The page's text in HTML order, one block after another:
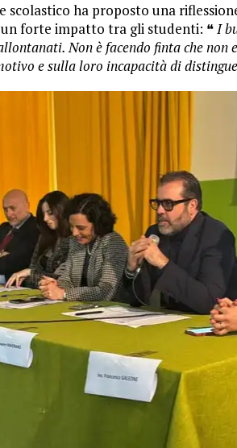
scolastico ha proposto una
un forte impatto tra gli studenti: ❝I
Non è facendo finta che
e sulla loro incapacità di